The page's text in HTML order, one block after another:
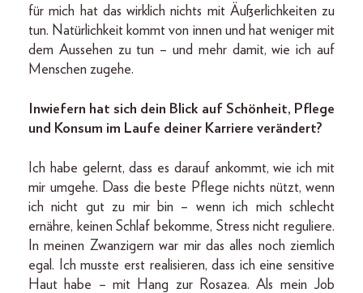
für mich hat das wirklich nichts mit Äußerlichkeiten zu
tun. Natürlichkeit kommt von innen und hat weniger mit
dem Aussehen zu tun – und mehr damit, wie ich auf
Menschen zugehe.
Inwiefern hat sich dein Blick auf Schönheit, Pflege
und Konsum im Laufe deiner Karriere verändert?
Ich habe gelernt, dass es darauf ankommt, wie ich mit
mir umgehe. Dass die beste Pflege nichts nützt, wenn
ich nicht gut zu mir bin – wenn ich mich schlecht
ernähre, keinen Schlaf bekomme, Stress nicht reguliere.
In meinen Zwanzigern war mir das alles noch ziemlich
egal. Ich musste erst realisieren, dass ich eine sensitive
Haut habe – mit Hang zur Rosazea. Als mein Job